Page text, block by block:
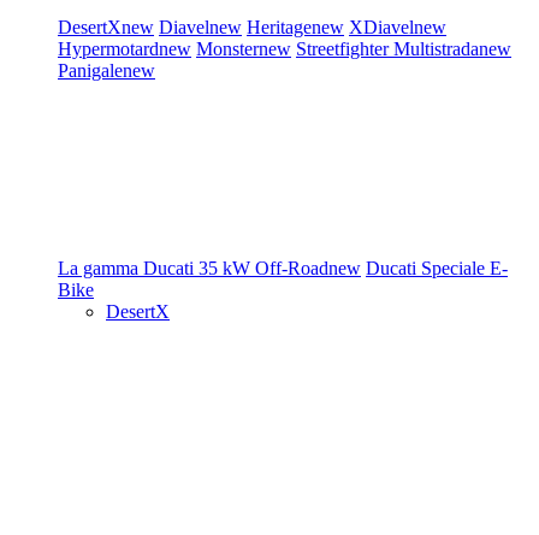
DesertXnew Diavelnew Heritagenew XDiavelnew
Hypermotardnew Monsternew StreetfighterMultistradanew
Panigalenew
La gamma Ducati 35 kW Off-Roadnew Ducati Speciale E-
Bike
DesertX